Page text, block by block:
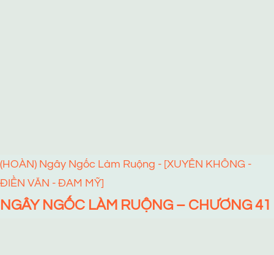
(HOÀN) Ngây Ngốc Làm Ruộng - [XUYÊN KHÔNG -
ĐIỀN VĂN - ĐAM MỸ]
NGÂY NGỐC LÀM RUỘNG – CHƯƠNG 41